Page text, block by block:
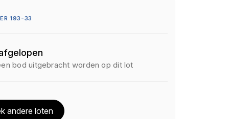
193-33
bod uitgebracht worden op dit lot
andere loten